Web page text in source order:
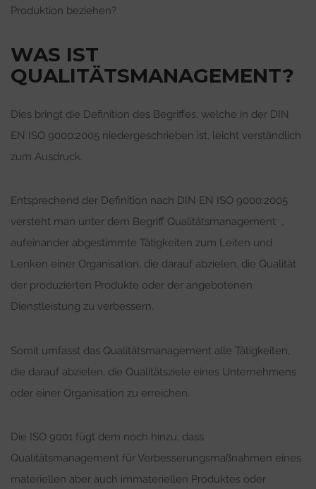
Produktion beziehen?
WAS IST
QUALITÄTSMANAGEMENT?
Dies bringt die Definition des Begriffes, welche in der DIN
EN ISO 9000:2005 niedergeschrieben ist, leicht verständlich
zum Ausdruck.
Entsprechend der Definition nach DIN EN ISO 9000:2005
versteht man unter dem Begriff Qualitätsmanagement: „
aufeinander abgestimmte Tätigkeiten zum Leiten und
Lenken einer Organisation, die darauf abzielen, die Qualität
der produzierten Produkte oder der angebotenen
Dienstleistung zu verbessern.
Somit umfasst das Qualitätsmanagement alle Tätigkeiten,
die darauf abzielen, die Qualitätsziele eines Unternehmens
oder einer Organisation zu erreichen.
Die ISO 9001 fügt dem noch hinzu, dass
Qualitätsmanagement für Verbesserungsmaßnahmen eines
materiellen aber auch immateriellen Produktes oder